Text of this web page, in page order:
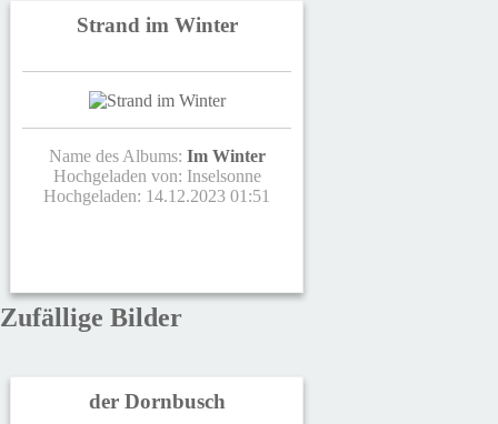
Strand im Winter
Name des Albums: Im Winter
Hochgeladen von: Inselsonne
Hochgeladen: 14.12.2023 01:51
Zufällige Bilder
der Dornbusch